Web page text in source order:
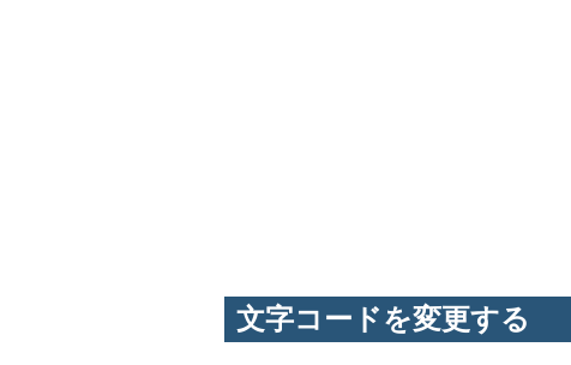
文字コードを変更する